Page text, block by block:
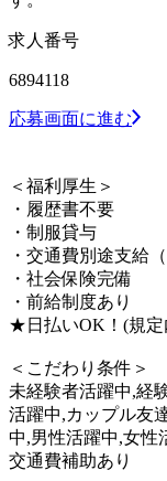
求人番号
6894118
応募画面に進む
＜福利厚生＞
・履歴書不要
・制服貸与
・交通費別途支給
・社会保険完備
・前給制度あり
★日払いOK！(規定
＜こだわり条件＞
未経験者活躍中,経
活躍中,カップル友
中,男性活躍中,女性
交通費補助あり